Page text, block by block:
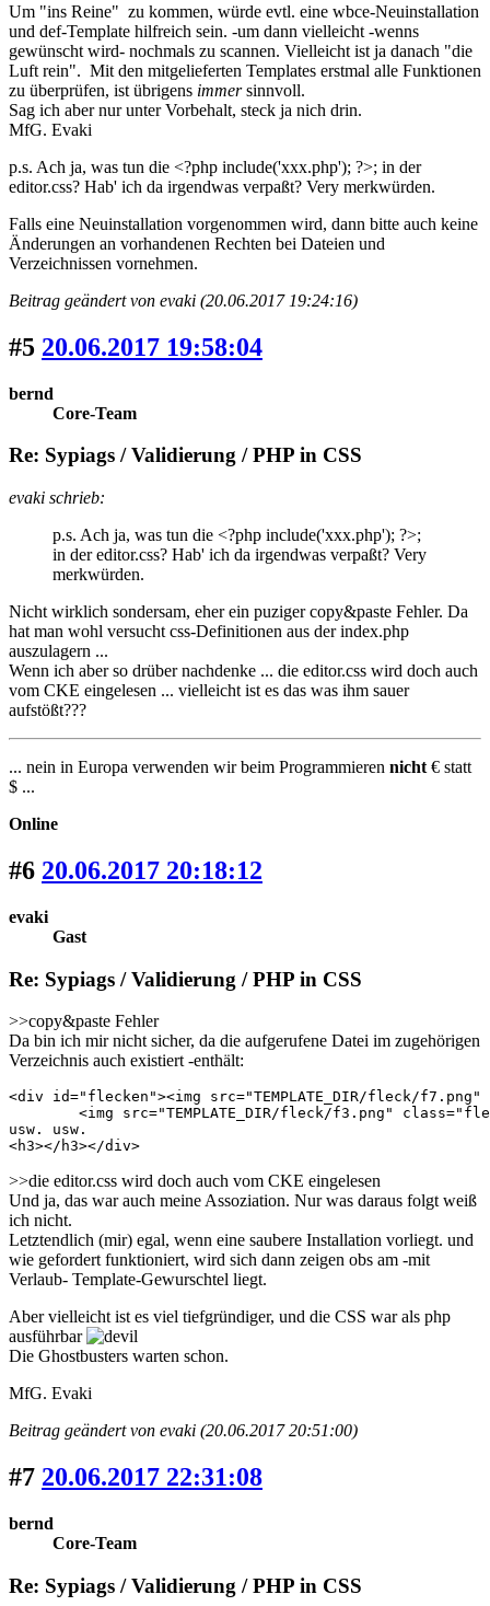
Um "ins Reine" zu kommen, würde evtl. eine wbce-Neuinstallation
und def-Template hilfreich sein. -um dann vielleicht -wenns
gewünscht wird- nochmals zu scannen. Vielleicht ist ja danach "die
Luft rein". Mit den mitgelieferten Templates erstmal alle Funktionen
zu überprüfen, ist übrigens immersinnvoll.
Sag ich aber nur unter Vorbehalt, steck ja nich drin.
MfG. Evaki
p.s. Ach ja, was tun die <?php include('xxx.php'); ?>; in der
editor.css? Hab' ich da irgendwas verpaßt? Very merkwürden.
Falls eine Neuinstallation vorgenommen wird, dann bitte auch keine
Änderungen an vorhandenen Rechten bei Dateien und
Verzeichnissen vornehmen.
Beitrag geändert von evaki (20.06.2017 19:24:16)
#5 20.06.2017 19:58:04
bernd
Core-Team
Re: Sypiags / Validierung / PHP in CSS
evaki schrieb:
p.s. Ach ja, was tun die <?php include('xxx.php'); ?>;
in der editor.css? Hab' ich da irgendwas verpaßt? Very
merkwürden.
Nicht wirklich sondersam, eher ein puziger copy&paste Fehler. Da
hat man wohl versucht css-Definitionen aus der index.php
auszulagern ...
Wenn ich aber so drüber nachdenke ... die editor.css wird doch auch
vom CKE eingelesen ... vielleicht ist es das was ihm sauer
aufstößt???
... nein in Europa verwenden wir beim Programmieren nicht € statt
$ ...
Online
#6 20.06.2017 20:18:12
evaki
Gast
Re: Sypiags / Validierung / PHP in CSS
>>copy&paste Fehler
Da bin ich mir nicht sicher, da die aufgerufene Datei im zugehörigen
Verzeichnis auch existiert -enthält:
<div id="flecken"><img src="TEMPLATE_DIR/fleck/
usw. usw.
<h3></h3></div>
>>die editor.css wird doch auch vom CKE eingelesen
Und ja, das war auch meine Assoziation. Nur was daraus folgt weiß
ich nicht.
Letztendlich (mir) egal, wenn eine saubere Installation vorliegt. und
wie gefordert funktioniert, wird sich dann zeigen obs am -mit
Verlaub- Template-Gewurschtel liegt.
Aber vielleicht ist es viel tiefgründiger, und die CSS war als php
ausführbar
Die Ghostbusters warten schon.
MfG. Evaki
Beitrag geändert von evaki (20.06.2017 20:51:00)
#7 20.06.2017 22:31:08
bernd
Core-Team
Re: Sypiags / Validierung / PHP in CSS